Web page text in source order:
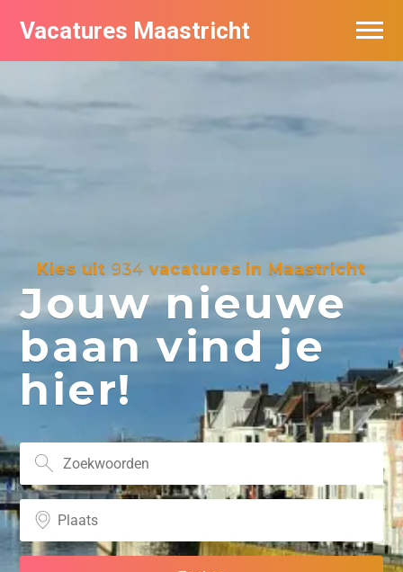
Vacatures Maastricht
Kies uit934 vacatures in Maastricht
Jouw nieuwe
baan vind je
hier!
Vacatures per bedrijf in Maastricht
De populairste vacatures in Maastricht